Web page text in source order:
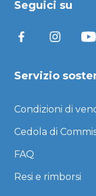
Seguici su
Servizio
Condizioni di
Cedola di
FAQ
Resi e rimborsi